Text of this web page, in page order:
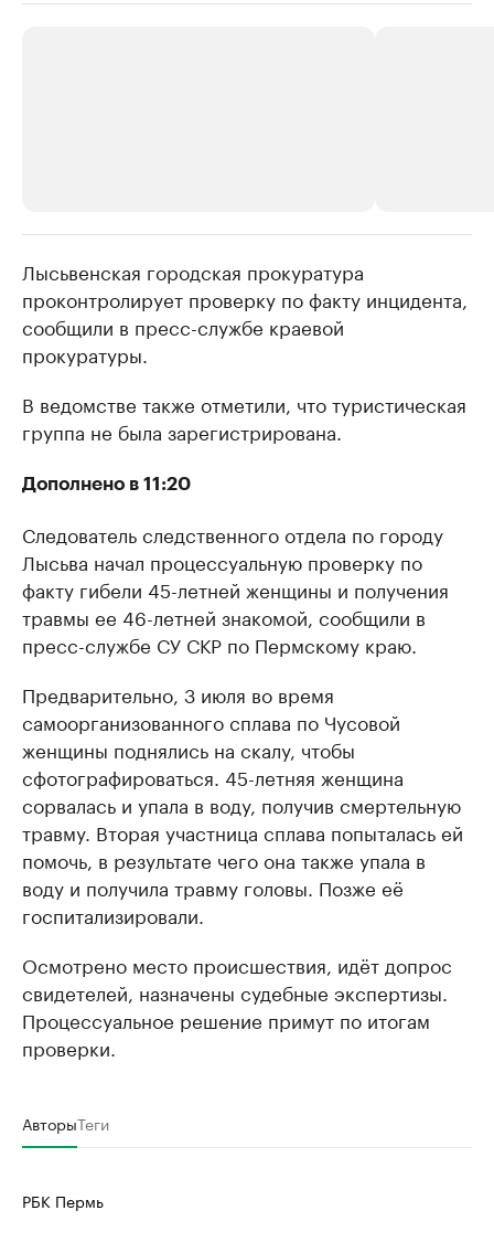
Крупные организации в
нефтегазовой промышленности
Найдите и проверьте данные в каталоге
Лысьвенская городская прокуратура
проконтролирует проверку по факту инцидента,
сообщили в пресс-службе краевой
прокуратуры.
В ведомстве также отметили, что туристическая
группа не была зарегистрирована.
Дополнено в 11:20
Следователь следственного отдела по городу
Лысьва начал процессуальную проверку по
факту гибели 45-летней женщины и получения
травмы ее 46-летней знакомой, сообщили в
пресс-службе СУ СКР по Пермскому краю.
Предварительно, 3 июля во время
самоорганизованного сплава по Чусовой
женщины поднялись на скалу, чтобы
сфотографироваться. 45-летняя женщина
сорвалась и упала в воду, получив смертельную
травму. Вторая участница сплава попыталась ей
помочь, в результате чего она также упала в
воду и получила травму головы. Позже её
госпитализировали.
Осмотрено место происшествия, идёт допрос
свидетелей, назначены судебные экспертизы.
Процессуальное решение примут по итогам
проверки.
АвторыТеги
РБК Пермь